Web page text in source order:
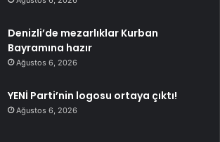
Denizli’de mezarlıklar Kurban
Bayramına hazır
Ağustos 6, 2026
YENİ Parti’nin logosu ortaya çıktı!
Ağustos 6, 2026